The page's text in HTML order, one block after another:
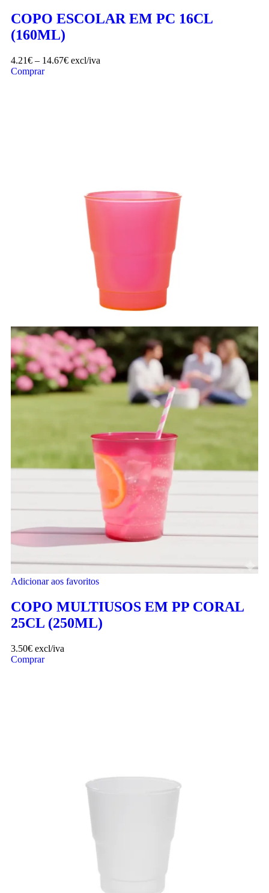
COPO ESCOLAR EM PC 16CL
(160ML)
4.21€ – 14.67€ excl/iva
Comprar
Adicionar aos favoritos
COPO MULTIUSOS EM PP CORAL
25CL (250ML)
3.50€ excl/iva
Comprar